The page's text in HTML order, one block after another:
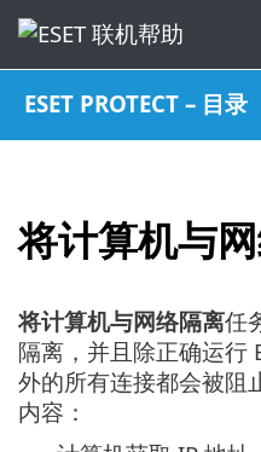
ESET PROTECT – 目录
将计算机与
将计算机与网络隔离任
隔离，并且除正确运行
外的所有连接都会被阻
内容：